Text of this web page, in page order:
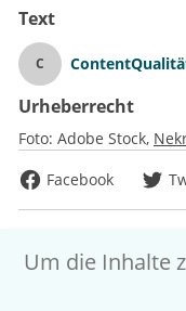
Text
C
Urheberrecht
Foto: Adobe Stock
Facebook
Um die Inhalte